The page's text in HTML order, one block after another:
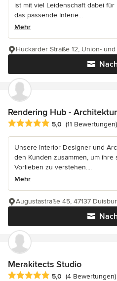
ist mit viel Leidenschaft dabei
das passende Interie...
Mehr
Huckarder Straße 12, Union-
Rendering Hub -
Durchschnittliche Bewertung: 5
5,0 (11 Bewertungen)
Unsere Interior Designer und
den Kunden zusammen, um
Vorlieben zu verstehen....
Mehr
Augustastraße 45, 47137
Merakitects Studio
Durchschnittliche Bewertung: 5
5,0 (4 Bewertungen)